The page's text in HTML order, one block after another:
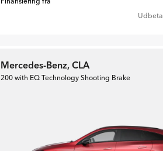
Mercedes-Benz, CLA
200 with EQ Technology Shooting Brake